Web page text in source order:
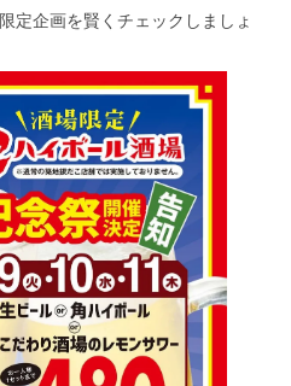
定企画を賢くチェックしましょ